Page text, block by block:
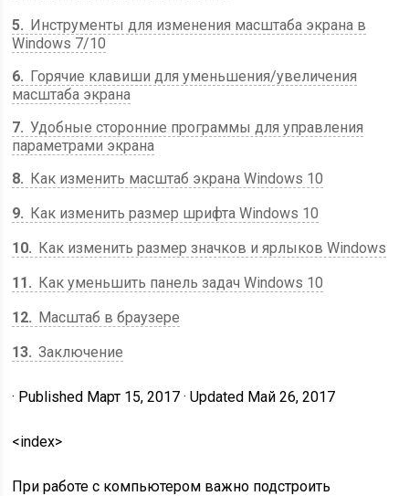
5
Инструменты для изменения масштаба экрана в
Windows 7/10
6
Горячие клавиши для уменьшения/увеличения
масштаба экрана
7 Удобные сторонние программы для управления
параметрами экрана
8
Как изменить масштаб экрана Windows 10
9
Как изменить размер шрифта Windows 10
10
Как изменить размер значков и ярлыков Windows
11
Как уменьшить панель задач Windows 10
12
Масштаб в браузере
13 Заключение
· Published Март 15, 2017 · Updated Май 26, 2017
<index>
При работе с компьютером важно подстроить